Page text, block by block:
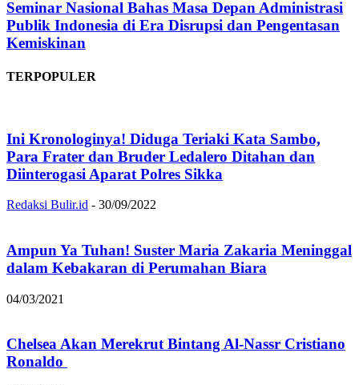
Seminar Nasional Bahas Masa Depan Administrasi
Publik Indonesia di Era Disrupsi dan Pengentasan
Kemiskinan
TERPOPULER
Ini Kronologinya! Diduga Teriaki Kata Sambo,
Para Frater dan Bruder Ledalero Ditahan dan
Diinterogasi Aparat Polres Sikka
Redaksi Bulir.id - 30/09/2022
Ampun Ya Tuhan! Suster Maria Zakaria Meninggal
dalam Kebakaran di Perumahan Biara
04/03/2021
Chelsea Akan Merekrut Bintang Al-Nassr Cristiano
Ronaldo